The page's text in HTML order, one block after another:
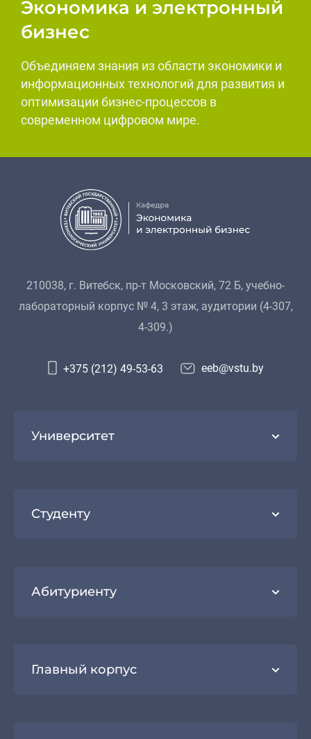
Экономика и электронный
бизнес
Объединяем знания из области экономики и
информационных технологий для развития и
оптимизации бизнес-процессов в
современном цифровом мире.
210038, г. Витебск, пр-т Московский, 72 Б, учебно-
лабораторный корпус № 4, 3 этаж, аудитории (4-307,
4-309.)
+375 (212) 49-53-63 eeb@vstu.by
Университет
Студенту
Абитуриенту
Главный корпус